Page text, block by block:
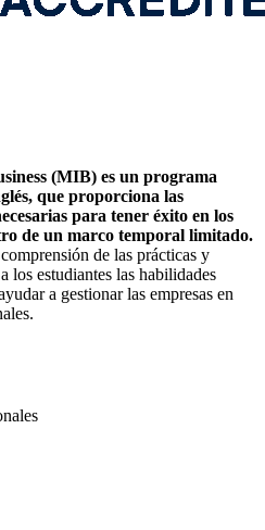
(MIB) es un programa
que proporciona las
para tener éxito en los
de un marco temporal limitado.
de las prácticas y
los estudiantes las habilidades
a gestionar las empresas en